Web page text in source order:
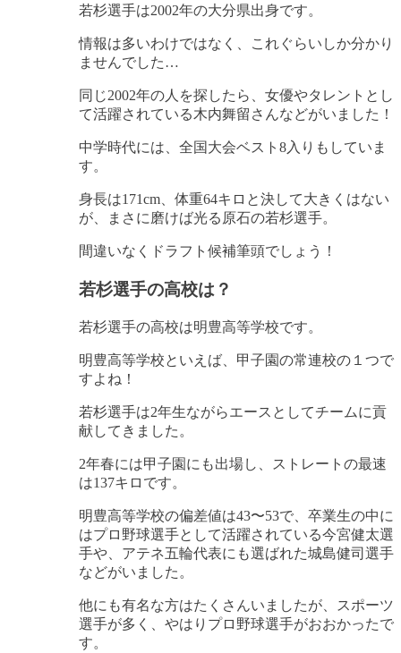
若杉選手は2002年の大分県出身です。
情報は多いわけではなく、これぐらいしか分かり
ませんでした…
同じ2002年の人を探したら、女優やタレントとし
て活躍されている木内舞留さんなどがいました！
中学時代には、全国大会ベスト8入りもしていま
す。
身長は171cm、体重64キロと決して大きくはない
が、まさに磨けば光る原石の若杉選手。
間違いなくドラフト候補筆頭でしょう！
若杉選手の高校は？
若杉選手の高校は明豊高等学校です。
明豊高等学校といえば、甲子園の常連校の１つで
すよね！
若杉選手は2年生ながらエースとしてチームに貢
献してきました 。
2年春には甲子園にも出場し、ストレートの最速
は137キロです。
明豊高等学校の偏差値は43〜53で、卒業生の中に
はプロ野球選手として活躍されている今宮健太選
手や、アテネ五輪代表にも選ばれた城島健司選手
などがいました。
他にも有名な方はたくさんいましたが、スポーツ
選手が多く、やはりプロ野球選手がおおかったで
す。